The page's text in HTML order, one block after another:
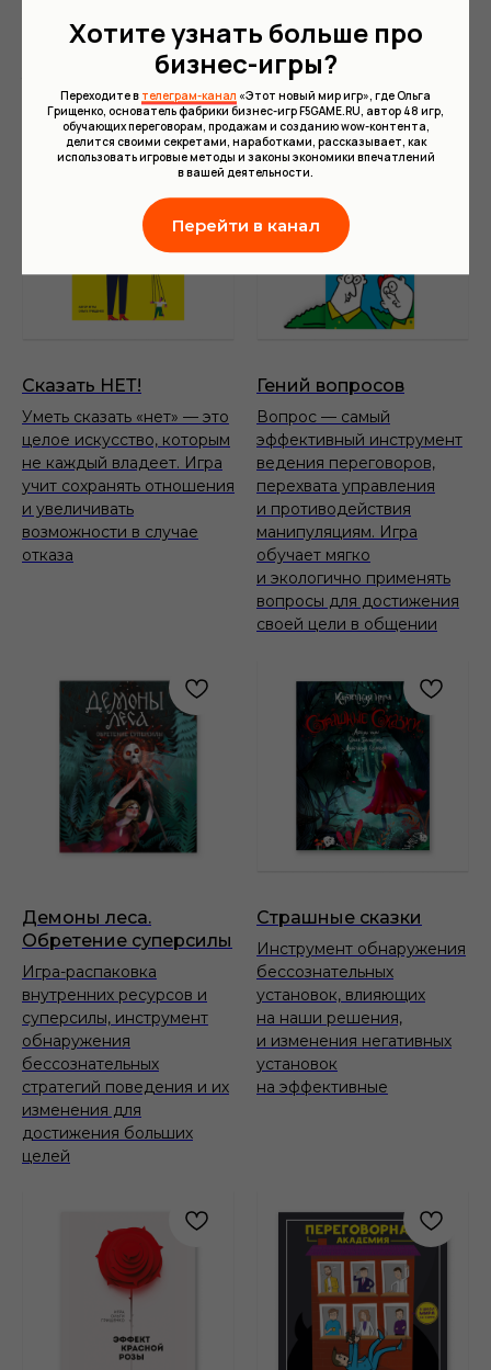
Хотите узнать больше про
бизнес-игры?
Переходите в телеграм-канал «Этот новый мир игр», где Ольга
Грищенко, основатель фабрики бизнес-игр F5GAME.RU, автор 48 игр,
обучающих переговорам, продажам и созданию wow-контента,
делится своими секретами, наработками, рассказывает, как
использовать игровые методы и законы экономики впечатлений
в вашей деятельности.
Перейти в канал
из состояния безразличия
к восторженному
увлечению вашей идеей
в переговорах для
установления контакта
и нейтрализации
конфликта
Сказать НЕТ!
Уметь сказать «нет» — это
целое искусство, которым
не каждый владеет. Игра
учит сохранять отношения
и увеличивать
возможности в случае
отказа
Гений вопросов
Вопрос — самый
эффективный инструмент
ведения переговоров,
перехвата управления
и противодействия
манипуляциям. Игра
обучает мягко
и экологично применять
вопросы для достижения
своей цели в общении
Демоны леса.
Обретение суперсилы
Игра-распаковка
внутренних ресурсов и
суперсилы, инструмент
обнаружения
бессознательных
стратегий поведения и их
изменения для
достижения больших
целей
Страшные сказки
Инструмент обнаружения
бессознательных
установок, влияющих
на наши решения,
и изменения негативных
установок
на эффективные